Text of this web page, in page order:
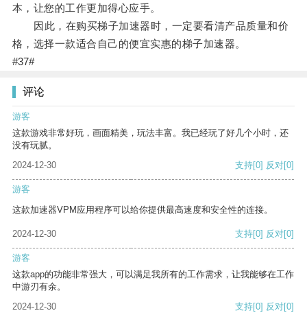
本，让您的工作更加得心应手。
因此，在购买梯子加速器时，一定要看清产品质量和价
格，选择一款适合自己的便宜实惠的梯子加速器。
#37#
评论
游客
这款游戏非常好玩，画面精美，玩法丰富。我已经玩了好几个小时，还
没有玩腻。
2024-12-30
支持[0] 反对[0]
游客
这款加速器VPM应用程序可以给你提供最高速度和安全性的连接。
2024-12-30 支持[0] 反对[0]
游客
这款app的功能非常强大，可以满足我所有的工作需求，让我能够在工作
中游刃有余。
2024-12-30
支持[0] 反对[0]